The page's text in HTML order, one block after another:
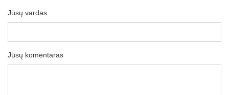
Jūsų vardas
Jūsų komentaras